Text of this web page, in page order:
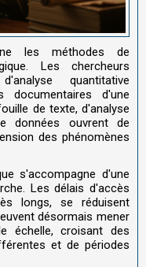
les méthodes de
Les chercheurs
quantitative
documentaires d'une
de texte, d'analyse
données ouvrent de
des phénomènes
s'accompagne d'une
Les délais d'accès
longs, se réduisent
désormais mener
échelle, croisant des
et de périodes